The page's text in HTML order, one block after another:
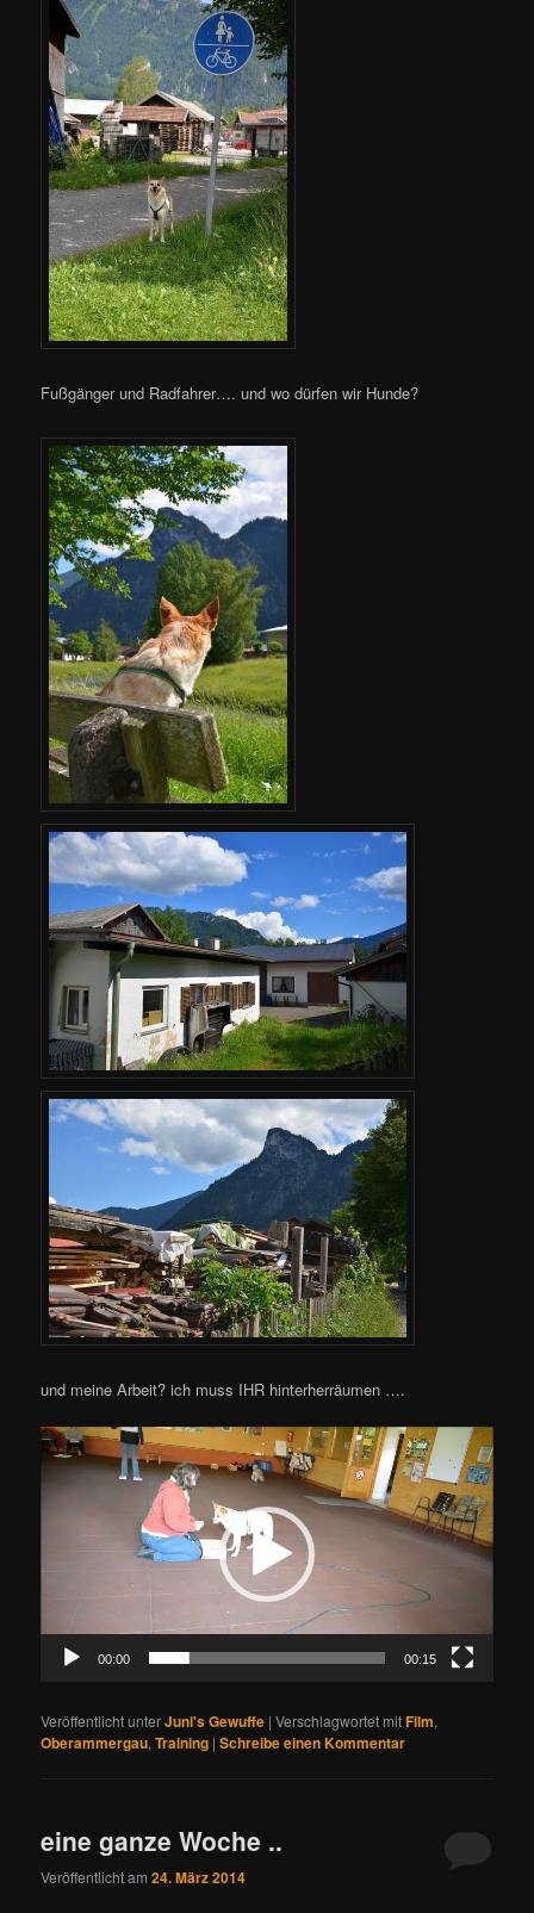
Fußgänger und Radfahrer…. und wo dürfen wir Hunde?
und meine Arbeit? ich muss IHR hinterherräumen ….
Video-
Player
00:00 00:15
Veröffentlicht unterJuni's Gewuffe |Verschlagwortet mitFilm,
Oberammergau,Training |Schreibe einen Kommentar
eine ganze Woche ..
Veröffentlicht am24. März 2014